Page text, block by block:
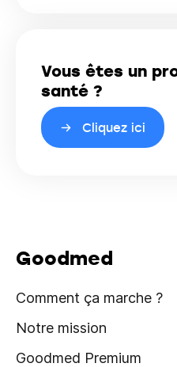
Vous êtes un
santé ?
Cliquez ici
Goodmed
Comment ça marche ?
Notre mission
Goodmed Premium